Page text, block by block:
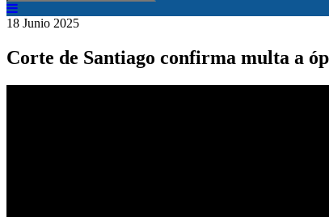
18 Junio 2025
Corte de Santiago confirma multa a